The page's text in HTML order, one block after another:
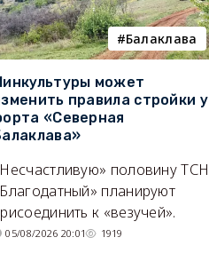
Балаклава
может
правила стройки у
«Северная
половину ТСН
планируют
к «везучей».
05/08/2026 20:01 1919